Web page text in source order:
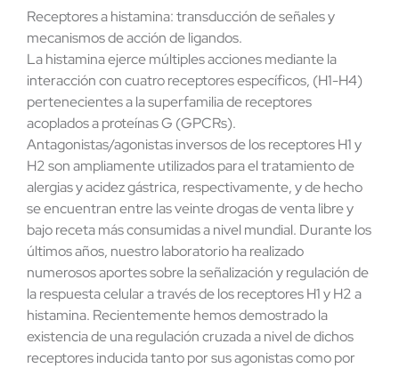
Contacto
Receptores a histamina: transducción de señales y
mecanismos de acción de ligandos.
La histamina ejerce múltiples acciones mediante la
interacción con cuatro receptores específicos, (H1-H4)
pertenecientes a la superfamilia de receptores
acoplados a proteínas G (GPCRs).
Antagonistas/agonistas inversos de los receptores H1 y
H2 son ampliamente utilizados para el tratamiento de
alergias y acidez gástrica, respectivamente, y de hecho
se encuentran entre las veinte drogas de venta libre y
bajo receta más consumidas a nivel mundial. Durante los
últimos años, nuestro laboratorio ha realizado
numerosos aportes sobre la señalización y regulación de
la respuesta celular a través de los receptores H1 y H2 a
histamina. Recientemente hemos demostrado la
existencia de una regulación cruzada a nivel de dichos
receptores inducida tanto por sus agonistas como por